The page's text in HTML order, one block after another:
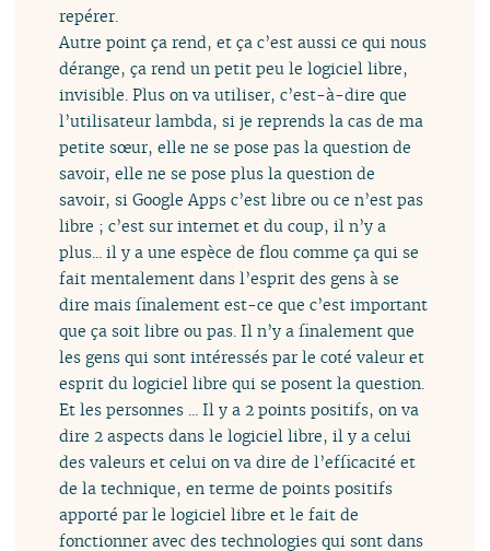
repérer.
Autre point ça rend, et ça c’est aussi ce qui nous
dérange, ça rend un petit peu le logiciel libre,
invisible. Plus on va utiliser, c’est-à-dire que
l’utilisateur lambda, si je reprends la cas de ma
petite sœur, elle ne se pose pas la question de
savoir, elle ne se pose plus la question de
savoir, si Google Apps c’est libre ou ce n’est pas
libre ; c’est sur internet et du coup, il n’y a
plus... il y a une espèce de flou comme ça qui se
fait mentalement dans l’esprit des gens à se
dire mais finalement est-ce que c’est important
que ça soit libre ou pas. Il n’y a finalement que
les gens qui sont intéressés par le coté valeur et
esprit du logiciel libre qui se posent la question.
Et les personnes ... Il y a 2 points positifs, on va
dire 2 aspects dans le logiciel libre, il y a celui
des valeurs et celui on va dire de l’efficacité et
de la technique, en terme de points positifs
apporté par le logiciel libre et le fait de
fonctionner avec des technologies qui sont dans